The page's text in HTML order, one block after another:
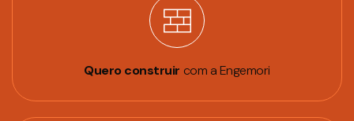
Quero construir com a Engemori